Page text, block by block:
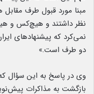
مبنا مورد قبول طرف
نظر داشتند و هیچ‌کس و
نمی‌کرد که پیشنهادهای
دو طرف است.»
وی در پاسخ به این سؤال
بازگشت به مذاکرات